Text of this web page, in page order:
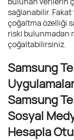
sağlanabilir.
çoğaltma özelliği
riski bulunmadan
çoğaltabilirsiniz.
Samsung
Samsung
Sosyal
Hesapla